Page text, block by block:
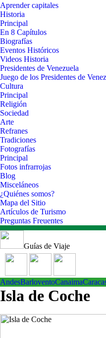
Aprender capitales
Historia
Principal
En 8 Capítulos
Biografías
Eventos Históricos
Videos Historia
Presidentes de Venezuela
Juego de los Presidentes de
Cultura
Principal
Religión
Sociedad
Arte
Refranes
Tradiciones
Fotografías
Principal
Fotos infrarrojas
Blog
Misceláneos
¿Quiénes somos?
Mapa del Sitio
Artículos de Turismo
Preguntas Freuentes
Guías de Viaje
AndesBarloventoCanaima
Isla de Coche